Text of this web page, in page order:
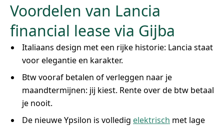
Voordelen van Lancia
financial lease via Gijba
Italiaans design met een rijke historie: Lancia staat
voor elegantie en karakter.
Btw vooraf betalen of verleggen naar je
maandtermijnen: jij kiest. Rente over de btw betaal
je nooit.
De nieuwe Ypsilon is volledig elektrisch met lage